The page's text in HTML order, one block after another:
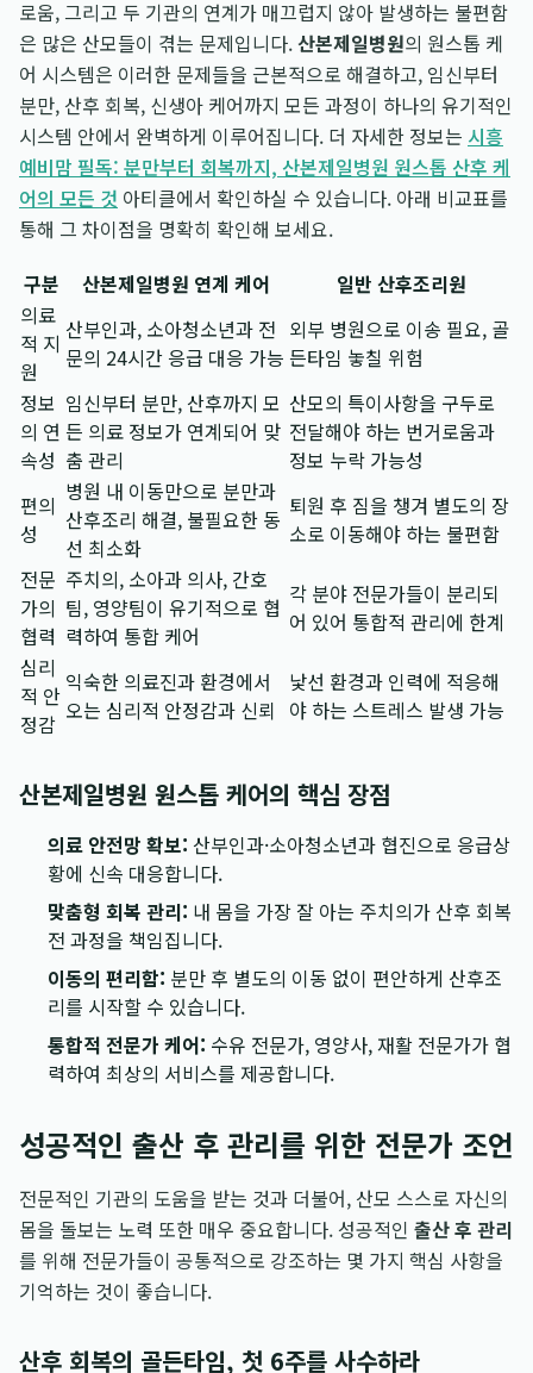
로움, 그리고 두 기관의 연계가 매끄럽지 않아 발생하는 불편함
은 많은 산모들이 겪는 문제입니다.산본제일병원의 원스톱 케
어 시스템은 이러한 문제들을 근본적으로 해결하고, 임신부터
분만, 산후 회복, 신생아 케어까지 모든 과정이 하나의 유기적인
시스템 안에서 완벽하게 이루어집니다. 더 자세한 정보는 시흥
예비맘 필독: 분만부터 회복까지, 산본제일병원 원스톱 산후 케
어의 모든 것 아티클에서 확인하실 수 있습니다. 아래 비교표를
통해 그 차이점을 명확히 확인해 보세요.
구분
산본제일병원 연계 케어
일반 산후조리원
의료
적 지
원
산부인과, 소아청소년과 전
문의 24시간 응급 대응 가능
외부 병원으로 이송 필요, 골
든타임 놓칠 위험
정보
의 연
속성
임신부터 분만, 산후까지 모
든 의료 정보가 연계되어 맞
춤 관리
산모의 특이사항을 구두로
전달해야 하는 번거로움과
정보 누락 가능성
편의
성
병원 내 이동만으로 분만과
산후조리 해결, 불필요한 동
선 최소화
퇴원 후 짐을 챙겨 별도의 장
소로 이동해야 하는 불편함
전문
가의
협력
주치의, 소아과 의사, 간호
팀, 영양팀이 유기적으로 협
력하여 통합 케어
각 분야 전문가들이 분리되
어 있어 통합적 관리에 한계
심리
적 안
정감
익숙한 의료진과 환경에서
오는 심리적 안정감과 신뢰
낯선 환경과 인력에 적응해
야 하는 스트레스 발생 가능
산본제일병원 원스톱 케어의 핵심 장점
의료 안전망 확보: 산부인과·소아청소년과 협진으로 응급상
황에 신속 대응합니다.
맞춤형 회복 관리: 내 몸을 가장 잘 아는 주치의가 산후 회복
전 과정을 책임집니다.
이동의 편리함: 분만 후 별도의 이동 없이 편안하게 산후조
리를 시작할 수 있습니다.
통합적 전문가 케어: 수유 전문가, 영양사, 재활 전문가가 협
력하여 최상의 서비스를 제공합니다.
성공적인 출산 후 관리를 위한 전문가 조언
전문적인 기관의 도움을 받는 것과 더불어, 산모 스스로 자신의
몸을 돌보는 노력 또한 매우 중요합니다. 성공적인 출산 후 관리
를 위해 전문가들이 공통적으로 강조하는 몇 가지 핵심 사항을
기억하는 것이 좋습니다.
산후 회복의 골든타임, 첫 6주를 사수하라